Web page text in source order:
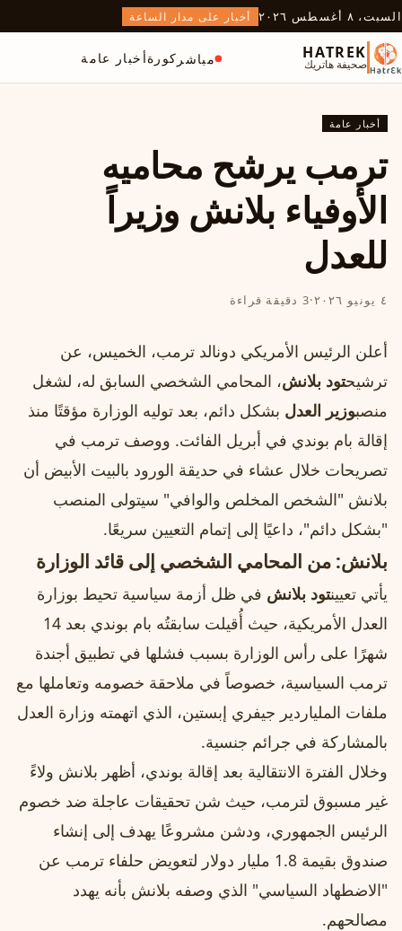
السبت، ٨ أغسطس ٢٠٢٦ أخبار على مدار الساعة
HATREK
صحيفة هاتريك مباشر كورةأخبار عامة
أخبار عامة
ترمب يرشح محاميه
الأوفياء بلانش وزيراً
للعدل
٤ يونيو ٢٠٢٦ ·3 دقيقة قراءة
أعلن الرئيس الأمريكي دونالد ترمب، الخميس، عن
ترشيحتود بلانش، المحامي الشخصي السابق له، لشغل
منصبوزير العدل بشكل دائم، بعد توليه الوزارة مؤقتًا منذ
إقالة بام بوندي في أبريل الفائت. ووصف ترمب في
تصريحات خلال عشاء في حديقة الورود بالبيت الأبيض أن
بلانش "الشخص المخلص والوافي" سيتولى المنصب
"بشكل دائم"، داعيًا إلى إتمام التعيين سريعًا.
بلانش: من المحامي الشخصي إلى قائد الوزارة
يأتي تعيينتود بلانش في ظل أزمة سياسية تحيط بوزارة
العدل الأمريكية، حيث أُقيلت سابقتُه بام بوندي بعد 14
شهرًا على رأس الوزارة بسبب فشلها في تطبيق أجندة
ترمب السياسية، خصوصاً في ملاحقة خصومه وتعاملها مع
ملفات الملياردير جيفري إبستين، الذي اتهمته وزارة العدل
بالمشاركة في جرائم جنسية.
وخلال الفترة الانتقالية بعد إقالة بوندي، أظهر بلانش ولاءً
غير مسبوق لترمب، حيث شن تحقيقات عاجلة ضد خصوم
الرئيس الجمهوري، ودشن مشروعًا يهدف إلى إنشاء
صندوق بقيمة 1.8 مليار دولار لتعويض حلفاء ترمب عن
"الاضطهاد السياسي" الذي وصفه بلانش بأنه يهدد
مصالحهم.